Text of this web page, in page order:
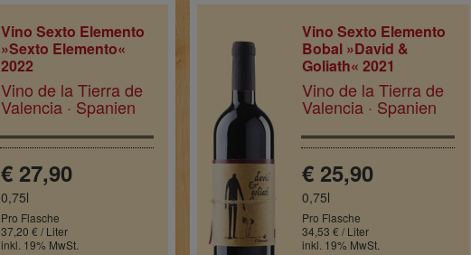
Vino Sexto Elemento
»Sexto Elemento«
2022
Vino de la Tierra de
Valencia · Spanien
€ 27,90
0,75l
Pro Flasche
37,20 € / Liter
inkl. 19% MwSt.
Vino Sexto Elemento
Bobal »David &
Goliath« 2021
Vino de la Tierra de
Valencia · Spanien
€ 25,90
0,75l
Pro Flasche
34,53 € / Liter
inkl. 19% MwSt.